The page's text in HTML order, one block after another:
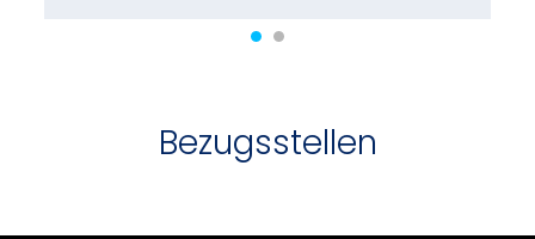
Bezugsstellen